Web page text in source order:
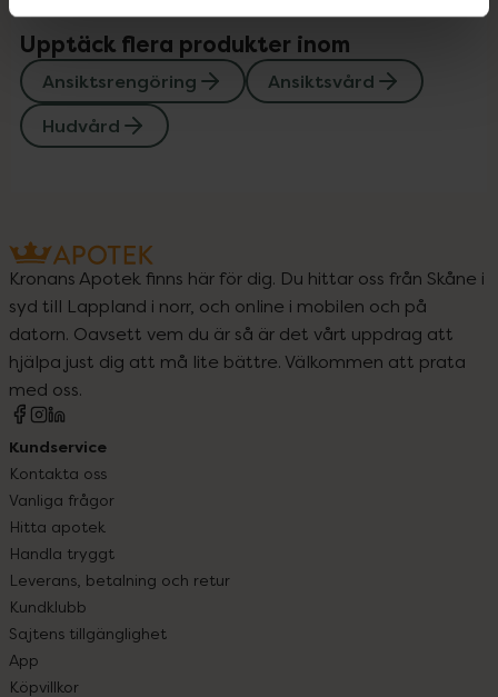
Upptäck flera produkter inom
Ansiktsrengöring
Ansiktsvård
Hudvård
Kronans Apotek finns här för dig. Du hittar oss från Skåne i
syd till Lappland i norr, och online i mobilen och på
datorn. Oavsett vem du är så är det vårt uppdrag att
hjälpa just dig att må lite bättre. Välkommen att prata
med oss.
Kundservice
Kontakta oss
Vanliga frågor
Hitta apotek
Handla tryggt
Leverans, betalning och retur
Kundklubb
Sajtens tillgänglighet
App
Köpvillkor